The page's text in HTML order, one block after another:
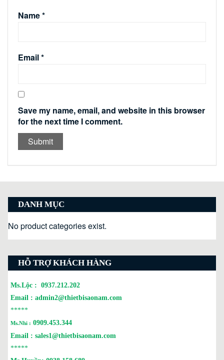
Name*
Email*
Save my name, email, and website in this browser
for the next time I comment.
DANH MỤC
No product categories exist.
HỖ TRỢ KHÁCH HÀNG
Ms.Lộc : 0937.212.202
Email : admin2@thietbisaonam.com
*****
Ms.Nhi : 0909.453.344
Email : sales1@thietbisaonam.com
*****